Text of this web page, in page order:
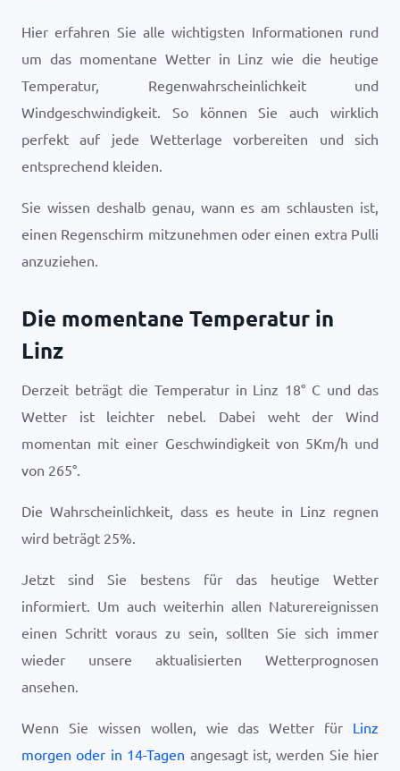
Hier erfahren Sie alle wichtigsten Informationen rund
um das momentane Wetter in Linz wie die heutige
Temperatur, Regenwahrscheinlichkeit und
Windgeschwindigkeit. So können Sie auch wirklich
perfekt auf jede Wetterlage vorbereiten und sich
entsprechend kleiden.
Sie wissen deshalb genau, wann es am schlausten ist,
einen Regenschirm mitzunehmen oder einen extra Pulli
anzuziehen.
Die momentane Temperatur in
Linz
Derzeit beträgt die Temperatur in Linz 18° C und das
Wetter ist leichter nebel. Dabei weht der Wind
momentan mit einer Geschwindigkeit von 5Km/h und
von 265°.
Die Wahrscheinlichkeit, dass es heute in Linz regnen
wird beträgt 25%.
Jetzt sind Sie bestens für das heutige Wetter
informiert. Um auch weiterhin allen Naturereignissen
einen Schritt voraus zu sein, sollten Sie sich immer
wieder unsere aktualisierten Wetterprognosen
ansehen.
Wenn Sie wissen wollen, wie das Wetter für Linz
morgen oder in 14-Tagen angesagt ist, werden Sie hier